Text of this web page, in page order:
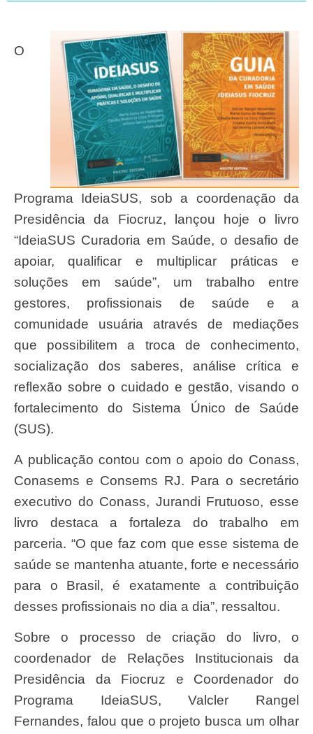
O
Programa IdeiaSUS, sob a coordenação da
Presidência da Fiocruz, lançou hoje o livro
“IdeiaSUS Curadoria em Saúde, o desafio de
apoiar, qualificar e multiplicar práticas e
soluções em saúde”, um trabalho entre
gestores, profissionais de saúde e a
comunidade usuária através de mediações
que possibilitem a troca de conhecimento,
socialização dos saberes, análise crítica e
reflexão sobre o cuidado e gestão, visando o
fortalecimento do Sistema Único de Saúde
(SUS).
A publicação contou com o apoio do Conass,
Conasems e Consems RJ. Para o secretário
executivo do Conass, Jurandi Frutuoso, esse
livro destaca a fortaleza do trabalho em
parceria. “O que faz com que esse sistema de
saúde se mantenha atuante, forte e necessário
para o Brasil, é exatamente a contribuição
desses profissionais no dia a dia”, ressaltou.
Sobre o processo de criação do livro, o
coordenador de Relações Institucionais da
Presidência da Fiocruz e Coordenador do
Programa IdeiaSUS, Valcler Rangel
Fernandes, falou que o projeto busca um olhar